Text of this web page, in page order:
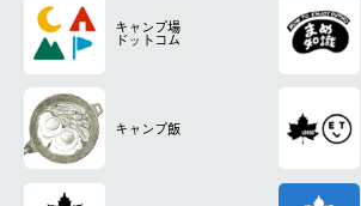
キャンプ場
ドットコム
キャンプ飯